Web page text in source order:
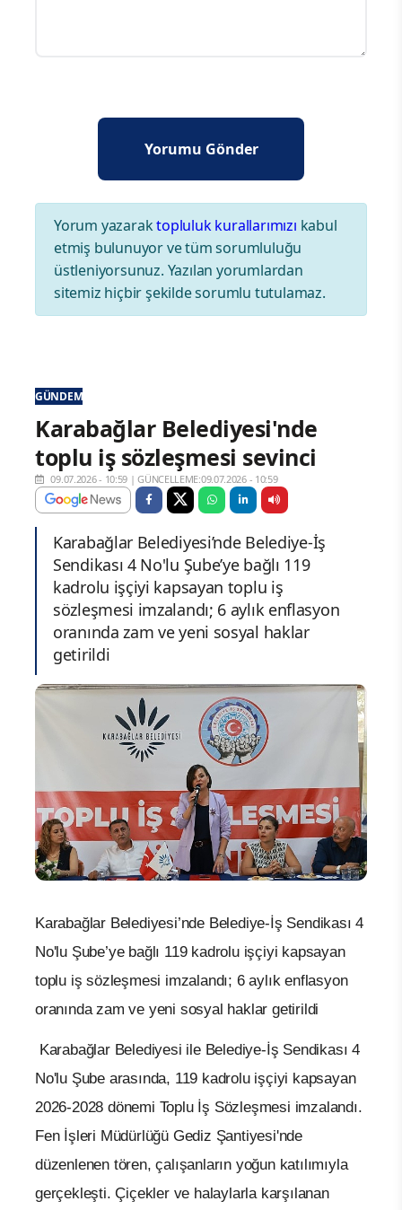
Yorum yazaraktopluluk kurallarımızı kabul
etmiş bulunuyor ve tüm sorumluluğu
üstleniyorsunuz. Yazılan yorumlardan
sitemiz hiçbir şekilde sorumlu tutulamaz.
GÜNDEM
Karabağlar Belediyesi'nde
toplu iş sözleşmesi sevinci
09.07.2026 - 10:59 |GÜNCELLEME:09.07.2026 - 10:59
Karabağlar Belediyesi’nde Belediye-İş
Sendikası 4 No'lu Şube’ye bağlı 119
kadrolu işçiyi kapsayan toplu iş
sözleşmesi imzalandı; 6 aylık enflasyon
oranında zam ve yeni sosyal haklar
getirildi
Karabağlar Belediyesi’nde Belediye-İş Sendikası 4
No'lu Şube’ye bağlı 119 kadrolu işçiyi kapsayan
toplu iş sözleşmesi imzalandı; 6 aylık enflasyon
oranında zam ve yeni sosyal haklar getirildi
Karabağlar Belediyesi ile Belediye-İş Sendikası 4
No'lu Şube arasında, 119 kadrolu işçiyi kapsayan
2026-2028 dönemi Toplu İş Sözleşmesi imzalandı.
Fen İşleri Müdürlüğü Gediz Şantiyesi'nde
düzenlenen tören, çalışanların yoğun katılımıyla
gerçekleşti. Çiçekler ve halaylarla karşılanan